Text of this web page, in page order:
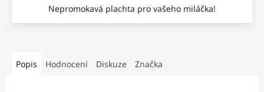
Nepromokavá plachta pro vašeho miláčka!
Popis Hodnocení Diskuze Značka